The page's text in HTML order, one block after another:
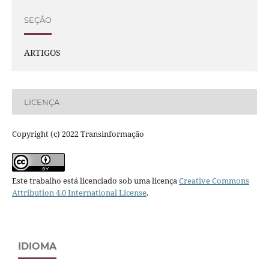
SEÇÃO
ARTIGOS
LICENÇA
Copyright (c) 2022 Transinformação
Este trabalho está licenciado sob uma licençaCreative Commons
Attribution 4.0 International License.
IDIOMA